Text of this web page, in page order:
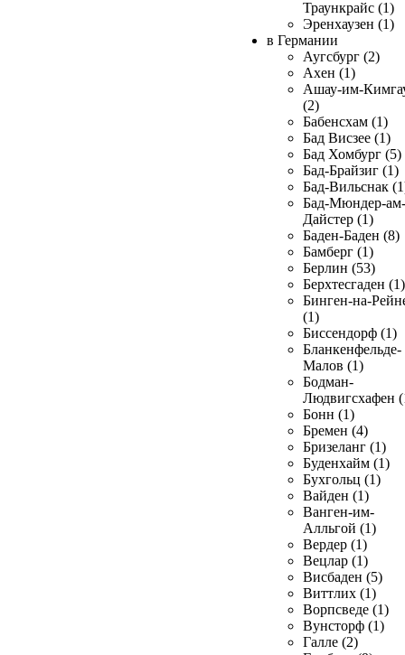
Траункрайс (1)
Эренхаузен (1)
в Германии
Аугсбург (2)
Ахен (1)
Ашау-им-
(2)
Бабенсхам (1)
Бад Висзее (1)
Бад Хомбург (5)
Бад-Брайзиг (1)
Бад-Вильснак
Бад-Мюндер-ам-
Дайстер (1)
Баден-Баден (8)
Бамберг (1)
Берлин (53)
Берхтесгаден (1)
Бинген-на-
(1)
Биссендорф (1)
Бланкенфельде-
Малов (1)
Бодман-
Людвигсхафен
Бонн (1)
Бремен (4)
Бризеланг (1)
Буденхайм (1)
Бухгольц (1)
Вайден (1)
Ванген-им-
Алльгой (1)
Вердер (1)
Вецлар (1)
Висбаден (5)
Виттлих (1)
Ворпсведе (1)
Вунсторф (1)
Галле (2)